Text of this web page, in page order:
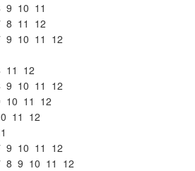
9 10 11
8 11 12
9 10 11 12
11 12
9 10 11 12
10 11 12
11 12
9 10 11 12
8 9 10 11 12